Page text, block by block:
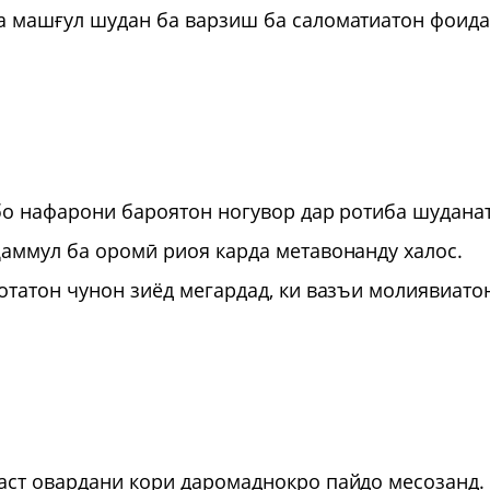
машғул шудан ба варзиш ба саломатиатон фоида
нафарони бароятон ногувор дар ротиба
ба оромӣ риоя карда метавонанду халос.
чунон зиёд мегардад, ки вазъи
овардани кори даромаднокро пайдо месозанд.